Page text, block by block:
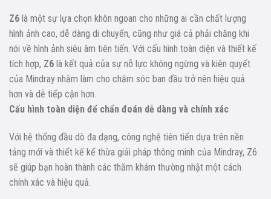
Z6 là một sự lựa chọn khôn ngoan cho những ai cần chất lượng
hình ảnh cao, dễ dàng di chuyển, cũng như giá cả phải chăng khi
nói về hình ảnh siêu âm tiên tiến. Với cấu hình toàn diện và thiết kế
tích hợp, Z6 là kết quả của sự nỗ lực không ngừng và kiên quyết
của Mindray nhằm làm cho chăm sóc ban đầu trở nên hiệu quả
hơn và dễ tiếp cận hơn.
Cấu hình toàn diện để chẩn đoán dễ dàng và chính xác
Với hệ thống đầu dò đa dạng, công nghệ tiên tiến dựa trên nền
tảng mới và thiết kế kế thừa giải pháp thông minh của Mindray, Z6
sẽ giúp bạn hoàn thành các thăm khám thường nhật một cách
chính xác và hiệu quả.